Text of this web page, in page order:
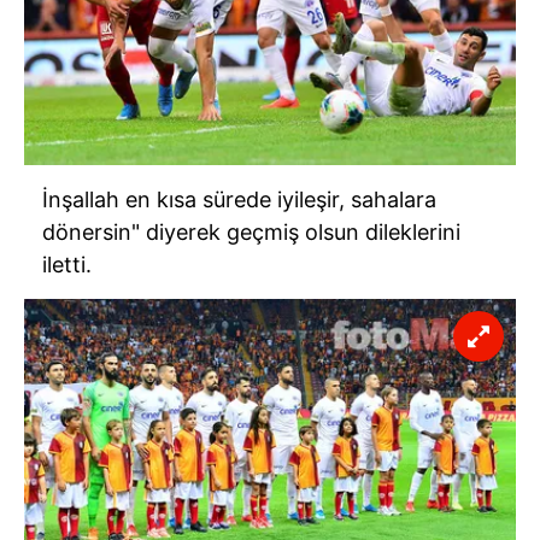
İnşallah en kısa sürede iyileşir, sahalara
dönersin" diyerek geçmiş olsun dileklerini
iletti.